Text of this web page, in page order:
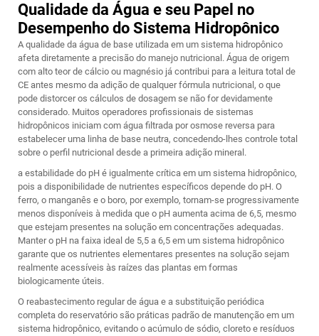
Qualidade da Água e seu Papel no
Desempenho do Sistema Hidropônico
A qualidade da água de base utilizada em um sistema hidropônico
afeta diretamente a precisão do manejo nutricional. Água de origem
com alto teor de cálcio ou magnésio já contribui para a leitura total de
CE antes mesmo da adição de qualquer fórmula nutricional, o que
pode distorcer os cálculos de dosagem se não for devidamente
considerado. Muitos operadores profissionais de sistemas
hidropônicos iniciam com água filtrada por osmose reversa para
estabelecer uma linha de base neutra, concedendo-lhes controle total
sobre o perfil nutricional desde a primeira adição mineral.
a estabilidade do pH é igualmente crítica em um sistema hidropônico,
pois a disponibilidade de nutrientes específicos depende do pH. O
ferro, o manganês e o boro, por exemplo, tornam-se progressivamente
menos disponíveis à medida que o pH aumenta acima de 6,5, mesmo
que estejam presentes na solução em concentrações adequadas.
Manter o pH na faixa ideal de 5,5 a 6,5 em um sistema hidropônico
garante que os nutrientes elementares presentes na solução sejam
realmente acessíveis às raízes das plantas em formas
biologicamente úteis.
O reabastecimento regular de água e a substituição periódica
completa do reservatório são práticas padrão de manutenção em um
sistema hidropônico, evitando o acúmulo de sódio, cloreto e resíduos